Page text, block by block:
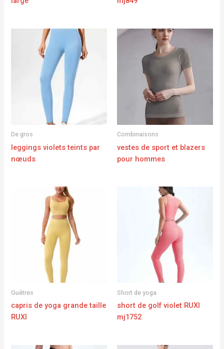
De gros
leggings violets teints par
nœuds
Combinaisons
vestes de sport et blazers
pour hommes
Guêtres
capris de yoga grande taille
RUXI
Short de yoga
short de golf violet RUXI
mj1752